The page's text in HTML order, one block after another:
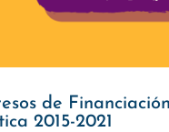
de
2015-2021